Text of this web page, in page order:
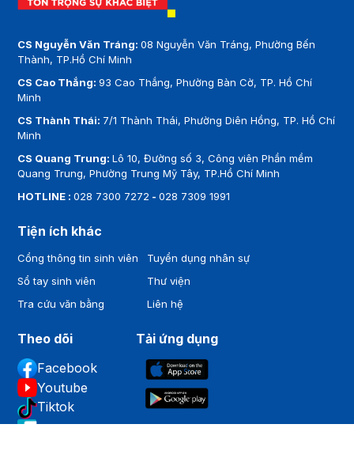
CS Nguyễn Văn Tráng:08 Nguyễn Văn Tráng, Phường Bến
Thành, TP.Hồ Chí Minh
CS Cao Thắng:93 Cao Thắng, Phường Bàn Cờ, TP. Hồ Chí
Minh
CS Thành Thái: 7/1 Thành Thái, Phường Diên Hồng, TP. Hồ Chí
Minh
CS Quang Trung:Lô 10, Đường số 3, Công viên Phần mềm
Quang Trung, Phường Trung Mỹ Tây, TP.Hồ Chí Minh
HOTLINE :028 7300 7272 -028 7309 1991
Tiện ích khác
Cổng thông tin sinh viên
Sổ tay sinh viên
Tra cứu văn bằng
Tuyển dụng nhân sự
Thư viện
Liên hệ
Theo dõi
Facebook
Youtube
Tiktok
Zalo
Tải ứng dụng